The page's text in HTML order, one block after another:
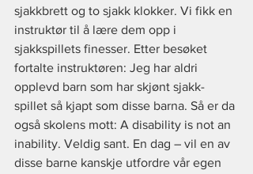
sjakkbrett og to sjakk klokker. Vi fikk en
instruktør til å lære dem opp i
sjakkspillets finesser. Etter besøket
fortalte instruktøren: Jeg har aldri
opplevd barn som har skjønt sjakk-
spillet så kjapt som disse barna. Så er da
også skolens mott: A disability is not an
inability. Veldig sant. En dag – vil en av
disse barne kanskje utfordre vår egen